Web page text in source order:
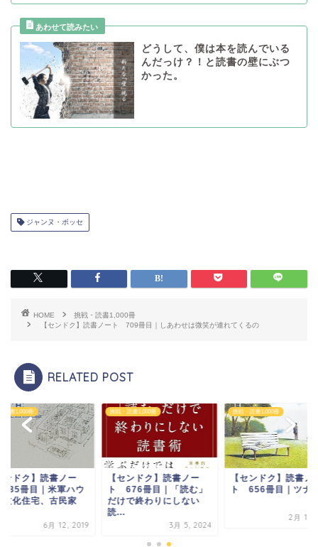
どうして、僕は本を読んでいる
んだっけ？！と読書の壁にぶつ
かった。
ジャンヌ・ボッセ
HOME
挑戦・読書1,000冊
【センドク】読書ノート 709冊目｜しあわせは微笑が連れてくるの
RELATED POST
読書1,000冊
ンドク】読書ノー
冊目｜米軍ハウ
文化住宅、古民家
6月 12, 2019
挑戦・読書1,000冊
【センドク】読書ノー
ト 676冊目｜「読む」
だけで終わりにしない
読...
3月 5, 2024
挑戦・読書1,000冊
【センドク】読書ノ
ト 656冊目｜ツナ
2月 11,